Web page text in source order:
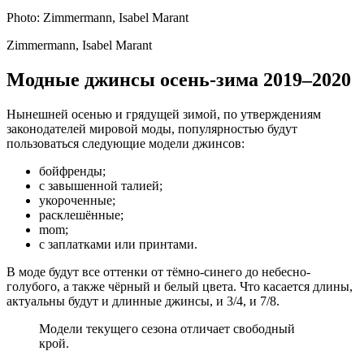
Photo: Zimmermann, Isabel Marant
Zimmermann, Isabel Marant
Модные джинсы осень-зима 2019–2020
Нынешней осенью и грядущей зимой, по утверждениям
законодателей мировой моды, популярностью будут
пользоваться следующие модели джинсов:
бойфренды;
с завышенной талией;
укороченные;
расклешённые;
mom;
с заплатками или принтами.
В моде будут все оттенки от тёмно-синего до небесно-
голубого, а также чёрный и белый цвета. Что касается длины,
актуальны будут и длинные джинсы, и 3/4, и 7/8.
Модели текущего сезона отличает свободный
крой.